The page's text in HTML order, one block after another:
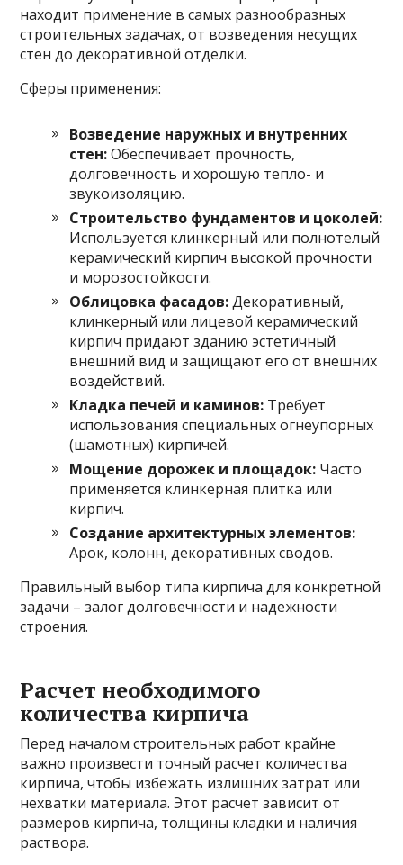
находит применение в самых разнообразных
строительных задачах, от возведения несущих
стен до декоративной отделки.
Сферы применения:
Возведение наружных и внутренних
стен:Обеспечивает прочность,
долговечность и хорошую тепло- и
звукоизоляцию.
Строительство фундаментов и цоколей:
Используется клинкерный или полнотелый
керамический кирпич высокой прочности
и морозостойкости.
Облицовка фасадов:Декоративный,
клинкерный или лицевой керамический
кирпич придают зданию эстетичный
внешний вид и защищают его от внешних
воздействий.
Кладка печей и каминов: Требует
использования специальных огнеупорных
(шамотных) кирпичей.
Мощение дорожек и площадок: Часто
применяется клинкерная плитка или
кирпич.
Создание архитектурных элементов:
Арок, колонн, декоративных сводов.
Правильный выбор типа кирпича для конкретной
задачи – залог долговечности и надежности
строения.
Расчет необходимого
количества кирпича
Перед началом строительных работ крайне
важно произвести точный расчет количества
кирпича, чтобы избежать излишних затрат или
нехватки материала. Этот расчет зависит от
размеров кирпича, толщины кладки и наличия
раствора.